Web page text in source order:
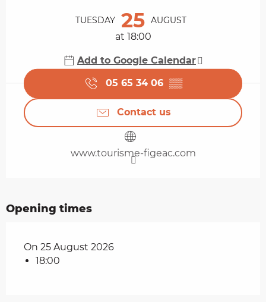
TUESDAY 25 AUGUST
at 18:00
Add to Google Calendar
05 65 34 06 ▒▒
Contact us
www.tourisme-figeac.com
Opening times
On 25 August 2026
18:00